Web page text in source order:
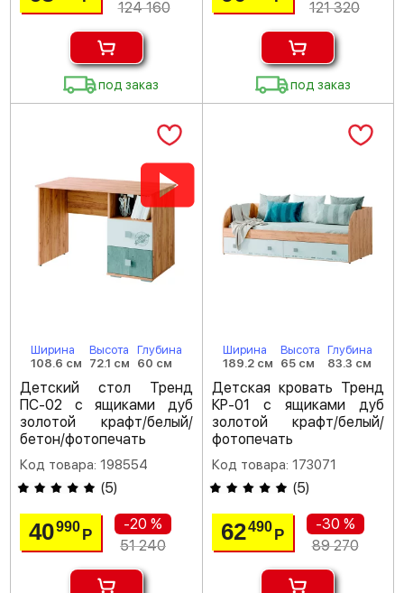
124 160
под заказ
121 320
под заказ
Ширина
108.6 см
Высота
72.1 см
Глубина
60 см
Детский стол Тренд
ПС-02 с ящиками дуб
золотой крафт/белый/
бетон/фотопечать
Код товара: 198554
(5)
40990Р
-20 %
51 240
Ширина
189.2 см
Высота
65 см
Глубина
83.3 см
Детская кровать Тренд
КР-01 с ящиками дуб
золотой крафт/белый/
фотопечать
Код товара: 173071
(5)
62490 Р
-30 %
89 270